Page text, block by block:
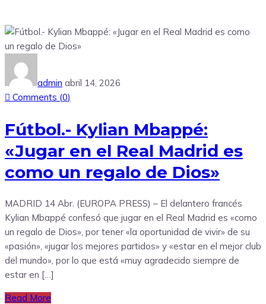
admin abril 14, 2026
Comments (0)
Fútbol.- Kylian Mbappé:
«Jugar en el Real Madrid es
como un regalo de Dios»
MADRID 14 Abr. (EUROPA PRESS) – El delantero francés
Kylian Mbappé confesó que jugar en el Real Madrid es «como
un regalo de Dios», por tener «la oportunidad de vivir» de su
«pasión», «jugar los mejores partidos» y «estar en el mejor club
del mundo», por lo que está «muy agradecido siempre de
estar en […]
Read More